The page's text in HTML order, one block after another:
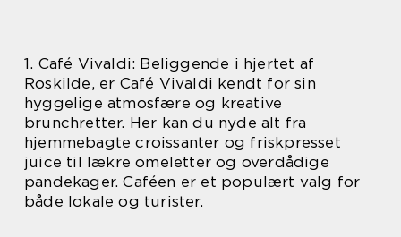
1. Café Vivaldi: Beliggende i hjertet af
Roskilde, er Café Vivaldi kendt for sin
hyggelige atmosfære og kreative
brunchretter. Her kan du nyde alt fra
hjemmebagte croissanter og friskpresset
juice til lækre omeletter og overdådige
pandekager. Caféen er et populært valg for
både lokale og turister.